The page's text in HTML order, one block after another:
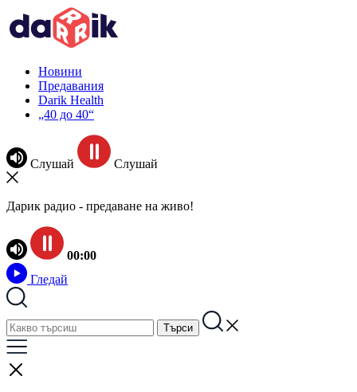
Новини
Предавания
Darik Health
„40 до 40“
Слушай Слушай
Дарик радио - предаване на живо!
00:00
Гледай